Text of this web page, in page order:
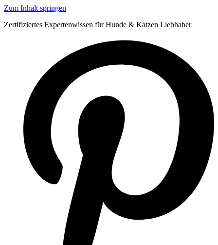
Zum Inhalt springen
Zertifiziertes Expertenwissen für Hunde & Katzen Liebhaber